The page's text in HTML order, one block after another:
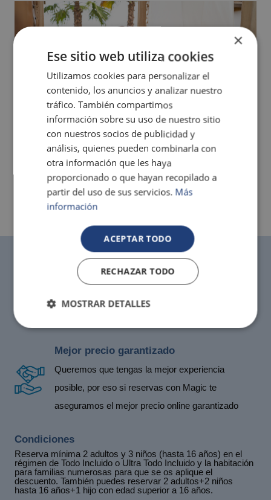
Club Magic Amigos
Únete a nuestro club y disfruta de todas las
Mejor precio garantizado
Queremos que tengas la mejor experiencia
posible, por eso si reservas con Magic te
aseguramos el mejor precio online garantizado
Condiciones
Reserva mínima 2 adultos y 3 niños (hasta 16 años) en el
régimen de Todo Incluido o Ultra Todo Incluido y la habitación
para familias numerosas para que se os aplique el
descuento. También puedes reservar 2 adultos+2 niños
hasta 16 años+1 hijo con edad superior a 16 años.
×
Ese sitio web utiliza cookies
Utilizamos cookies para personalizar el
contenido, los anuncios y analizar nuestro
tráfico. También compartimos
información sobre su uso de nuestro sitio
con nuestros socios de publicidad y
análisis, quienes pueden combinarla con
otra información que les haya
proporcionado o que hayan recopilado a
partir del uso de sus servicios. Más
información
ACEPTAR TODO
RECHAZAR TODO
MOSTRAR DETALLES